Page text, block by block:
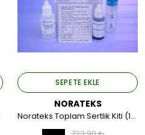
SEPETE EKLE
NORATEKS
Norateks Toplam Sertlik Kiti (1damla=1Alman).